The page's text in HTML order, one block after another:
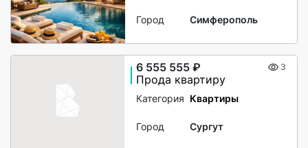
Город Симферополь
6 555 555 ₽ 3
Прода квартиру
Категория Квартиры
Город Сургут